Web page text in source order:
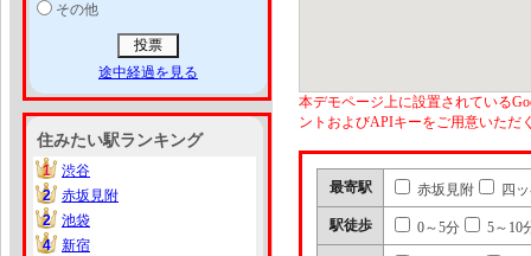
その他
途中経過を見る
住みたい駅ランキング
1
1
渋谷
2
2
赤坂見附
2
2
池袋
4
4
新宿
本デモページ上に設置されている
ントおよびAPIキーをご用意いただ
最寄駅 赤坂見附 四
駅徒歩 0～5分 5～10